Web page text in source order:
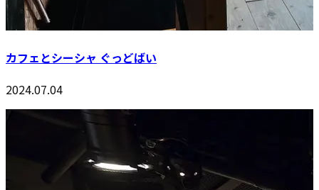
カフェとシーシャ ぐっどばい
2024.07.04